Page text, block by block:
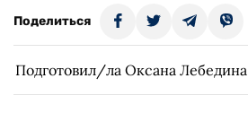
Поделиться
Подготовил/ла Оксана Лебедина